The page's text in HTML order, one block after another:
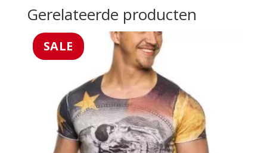
Gerelateerde producten
SALE